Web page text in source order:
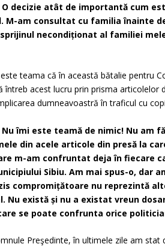
O decizie atât de importantă cum
M-am consultat cu familia înainte
necondiționat al familiei
teama că în această bătalie pentru
întreb acest lucru prin prisma
dumneavoastră în traficul cu
Nu îmi este teamă de nimic! Nu am
din acele articole din presă la
m-am confruntat deja în fiecare
Sibiu. Am mai spus-o,
compromițătoare nu reprezintă
Nu există și nu a existat vreun
se poate confrunta orice
Preşedinte, în ultimele zile am